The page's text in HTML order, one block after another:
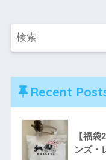
Recent
【福
ンズ・